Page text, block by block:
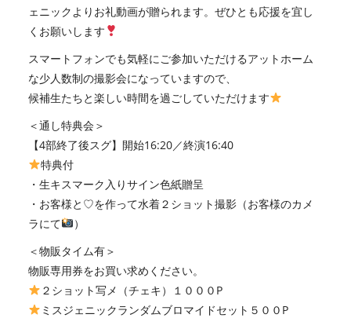
ェニックよりお礼動画が贈られます。ぜひとも応援を宜し
くお願いします
スマートフォンでも気軽にご参加いただけるアットホーム
な少人数制の撮影会になっていますので、
候補生たちと楽しい時間を過ごしていただけます
＜通し特典会＞
【4部終了後スグ】開始16:20／終演16:40
特典付
・生キスマーク入りサイン色紙贈呈
・お客様と♡を作って水着２ショット撮影（お客様のカメ
ラにて
）
＜物販タイム有＞
物販専用券をお買い求めください。
２ショット写メ（チェキ）１０００P
ミスジェニックランダムブロマイドセット５００P